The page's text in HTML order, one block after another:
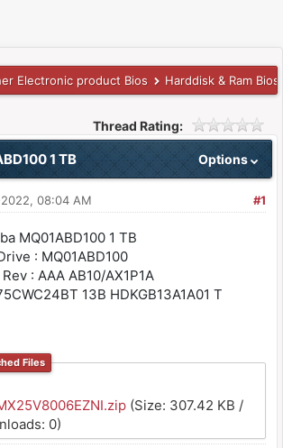
Electronic product Bios Harddisk & Ram
Thread Rating:
Options
1 TB
#1
08:04 AM
MQ01ABD100 1 TB
: MQ01ABD100
: AAA AB10/AX1P1A
13B HDKGB13A1A01 T
Files
(Size: 307.42 KB /
0)